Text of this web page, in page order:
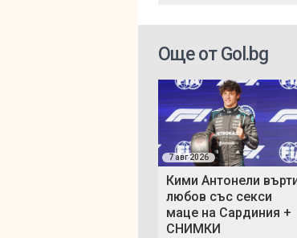
Още от Gol.bg
7 авг 2026
Кими Антонели
любов със секси
маце на Сардиния +
СНИМКИ